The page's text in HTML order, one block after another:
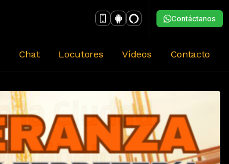
Contáctanos
Chat Locutores Vídeos Contacto